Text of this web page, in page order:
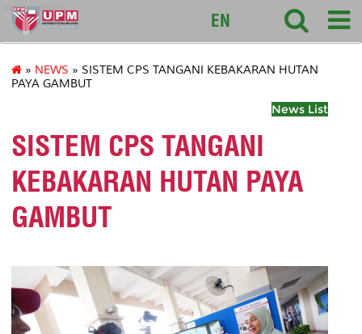
sciencepark
EN
» NEWS » SISTEM CPS TANGANI KEBAKARAN HUTAN
PAYA GAMBUT
News List
SISTEM CPS TANGANI
KEBAKARAN HUTAN PAYA
GAMBUT